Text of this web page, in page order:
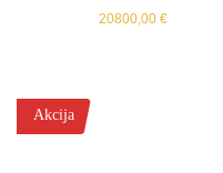
20800,00 €
Akcija